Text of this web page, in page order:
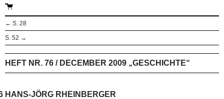
← S. 28
S. 52 →
HEFT NR. 76 / DECEMBER 2009 „GESCHICHTE“
HANS-JÖRG RHEINBERGER